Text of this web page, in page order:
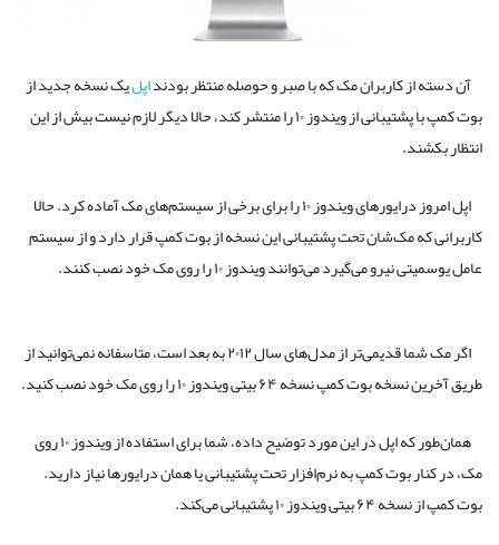
آن دسته از کاربران مک که با صبر و حوصله منتظر بودنداپلیک نسخه جدید از
بوت کمپ با پشتیبانی از ویندوز ۱۰ را منتشر کند، حالا دیگر لازم نیست بیش از این
انتظار بکشند.
اپل امروز درایورهای ویندوز ۱۰ را برای برخی از سیستم‌های مک آماده کرد. حالا
کاربرانی که مک‌شان تحت پشتیبانی این نسخه از بوت کمپ قرار دارد و از سیستم
عامل یوسمیتی نیرو می‌گیرد می‌توانند ویندوز ۱۰ را روی مک خود نصب کنند.
اگر مک شما قدیمی‌تر از مدل‌های سال ۲۰۱۲ به بعد است، متاسفانه نمی‌توانید از
طریق آخرین نسخه بوت کمپ نسخه ۶۴ بیتی ویندوز ۱۰ را روی مک خود نصب کنید.
همان‌طور که اپل در این مورد توضیح داده، شما برای استفاده از ویندوز ۱۰ روی
مک، در کنار بوت کمپ به نرم‌افزار تحت پشتیبانی یا همان درایورها نیاز دارید.
بوت کمپ از نسخه ۶۴ بیتی ویندوز ۱۰ پشتیبانی می‌کند.